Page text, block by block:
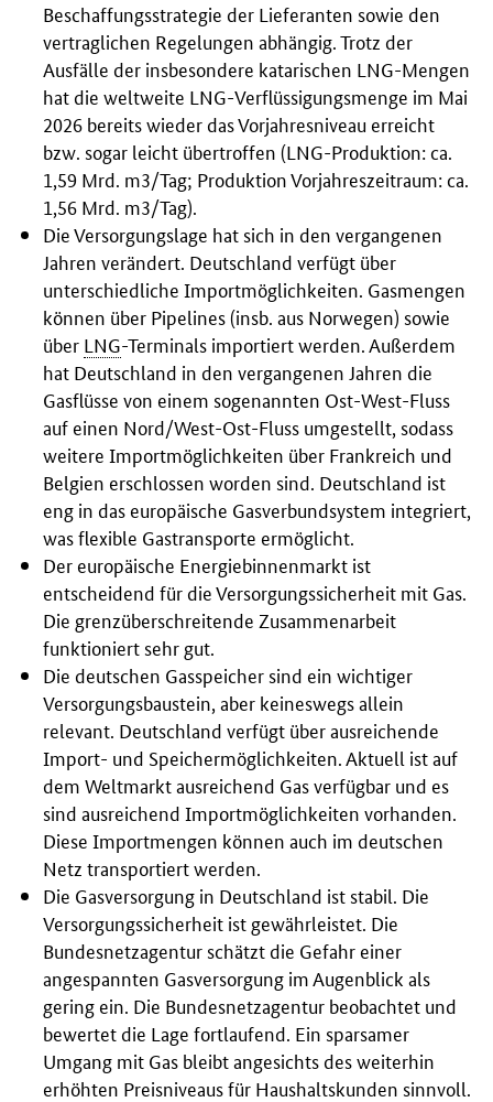
Beschaffungsstrategie der Lieferanten sowie den
vertraglichen Regelungen abhängig. Trotz der
Ausfälle der insbesondere katarischen LNG-Mengen
hat die weltweite LNG-Verflüssigungsmenge im Mai
2026 bereits wieder das Vorjahresniveau erreicht
bzw. sogar leicht übertroffen (LNG-Produktion: ca.
1,59 Mrd. m3/Tag; Produktion Vorjahreszeitraum: ca.
1,56 Mrd. m3/Tag).
Die Versorgungslage hat sich in den vergangenen
Jahren verändert. Deutschland verfügt über
unterschiedliche Importmöglichkeiten. Gasmengen
können über Pipelines (insb. aus Norwegen) sowie
über LNG-Terminals importiert werden. Außerdem
hat Deutschland in den vergangenen Jahren die
Gasflüsse von einem sogenannten Ost-West-Fluss
auf einen Nord/West-Ost-Fluss umgestellt, sodass
weitere Importmöglichkeiten über Frankreich und
Belgien erschlossen worden sind. Deutschland ist
eng in das europäische Gasverbundsystem integriert,
was flexible Gastransporte ermöglicht.
Der europäische Energiebinnenmarkt ist
entscheidend für die Versorgungssicherheit mit Gas.
Die grenzüberschreitende Zusammenarbeit
funktioniert sehr gut.
Die deutschen Gasspeicher sind ein wichtiger
Versorgungsbaustein, aber keineswegs allein
relevant. Deutschland verfügt über ausreichende
Import- und Speichermöglichkeiten. Aktuell ist auf
dem Weltmarkt ausreichend Gas verfügbar und es
sind ausreichend Importmöglichkeiten vorhanden.
Diese Importmengen können auch im deutschen
Netz transportiert werden.
Die Gasversorgung in Deutschland ist stabil. Die
Versorgungssicherheit ist gewährleistet. Die
Bundesnetzagentur schätzt die Gefahr einer
angespannten Gasversorgung im Augenblick als
gering ein. Die Bundesnetzagentur beobachtet und
bewertet die Lage fortlaufend. Ein sparsamer
Umgang mit Gas bleibt angesichts des weiterhin
erhöhten Preisniveaus für Haushaltskunden sinnvoll.